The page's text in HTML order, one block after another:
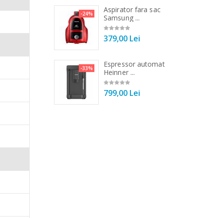
fi
puteti
de tocat carne
-24%
Aspirator fara sac
Samsung ...
379,00 Lei
-33%
Espressor automat
Heinner ...
799,00 Lei